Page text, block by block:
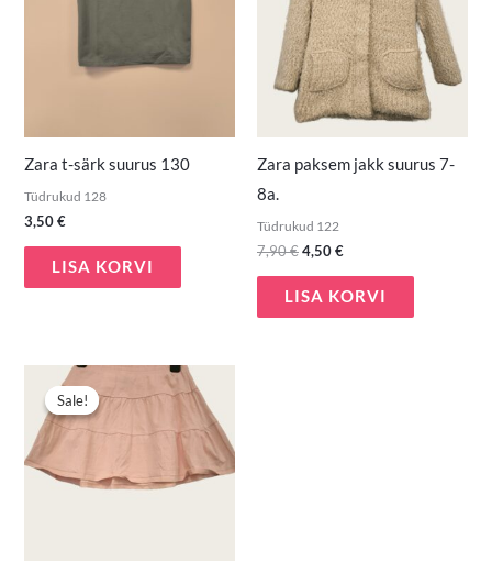
Zara t-särk suurus 130
Tüdrukud 128
3,50€
LISA KORVI
Zara paksem jakk suurus 7-
8a.
Tüdrukud 122
7,90€4,50€
LISA KORVI
Sale!
Sale!
Algne
hind
oli:
2,90 €.
Praegune
hind
on:
1,50 €.